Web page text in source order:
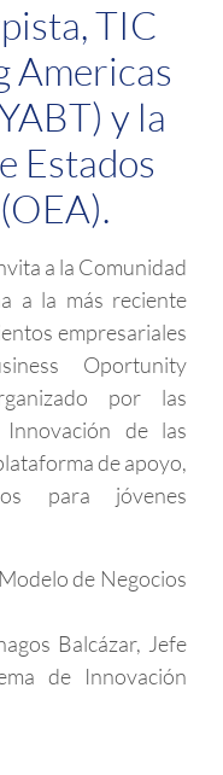
TIC
Americas
y la
Estados
a la Comunidad
a la más reciente
empresariales
Oportunity
por las
de las
de apoyo,
para jóvenes
de Negocios
Balcázar, Jefe
de Innovación